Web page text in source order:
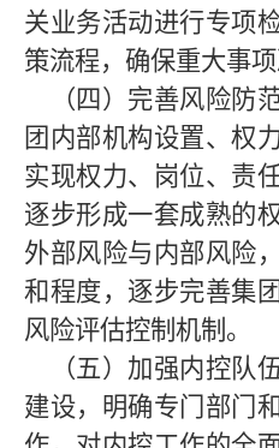
关业务活动进行专项
策流程，确保重大事项
（四）完善风险防
团内部机构设置、权
实现权力、岗位、责
逐步形成一套成熟的
外部风险与内部风险
和程度，逐步完善集
风险评估控制机制。
（五）加强内控队
建设，明确专门部门